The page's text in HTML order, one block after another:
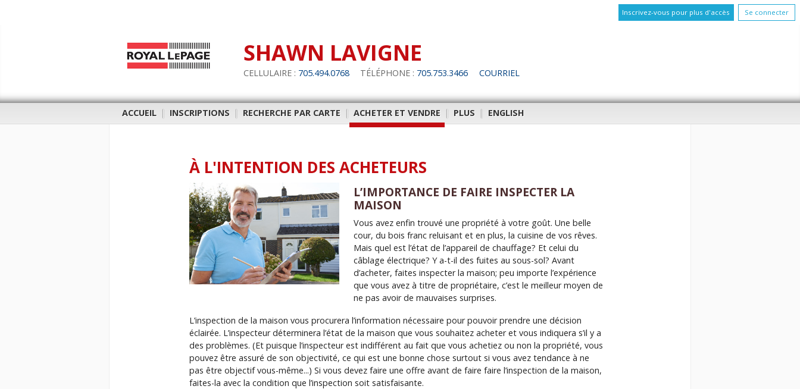
Inscrivez-vous pour plus d'accès Se connecter
SHAWN LAVIGNE
CELLULAIRE : 705.494.0768 TÉLÉPHONE : 705.753.3466 COURRIEL
ACCUEIL | INSCRIPTIONS | RECHERCHE PAR CARTE | ACHETER ET VENDRE | PLUS | ENGLISH
À L'INTENTION DES ACHETEURS
L’IMPORTANCE DE FAIRE INSPECTER LA
MAISON
Vous avez enfin trouvé une propriété à votre goût. Une belle
cour, du bois franc reluisant et en plus, la cuisine de vos rêves.
Mais quel est l’état de l’appareil de chauffage? Et celui du
câblage électrique? Y a-t-il des fuites au sous-sol? Avant
d’acheter, faites inspecter la maison; peu importe l’expérience
que vous avez à titre de propriétaire, c’est le meilleur moyen de
ne pas avoir de mauvaises surprises.
L’inspection de la maison vous procurera l’information nécessaire pour pouvoir prendre une décision
éclairée. L’inspecteur déterminera l’état de la maison que vous souhaitez acheter et vous indiquera s’il y a
des problèmes. (Et puisque l’inspecteur est indifférent au fait que vous achetiez ou non la propriété, vous
pouvez être assuré de son objectivité, ce qui est une bonne chose surtout si vous avez tendance à ne
pas être objectif vous-même...) Si vous devez faire une offre avant de faire faire l’inspection de la maison,
faites-la avec la condition que l’inspection soit satisfaisante.